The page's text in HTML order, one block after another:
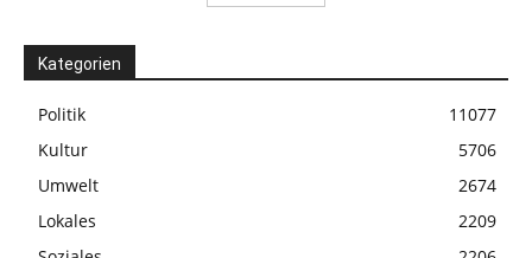
Kategorien
Politik
11077
Kultur
5706
Umwelt
2674
Lokales
2209